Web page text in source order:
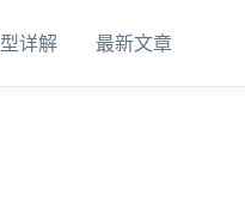
详解 最新文章